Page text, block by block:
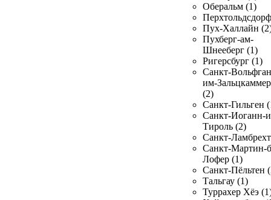
Оберальм (1)
Пух-Халлайн
Пухберг-ам-
Шнееберг (1)
Ригерсбург (1)
Санкт-
им-
(2)
Санкт-Гильген
Санкт-Иоганн-
Тироль (2)
Санкт-
Санкт-Мартин-
Лофер (1)
Санкт-Пёльтен
Тальгау (1)
Туррахер Хёэ